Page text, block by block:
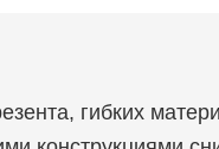
гибких